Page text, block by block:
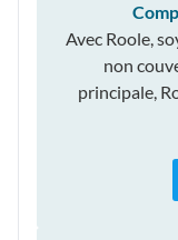
Avec Roole,
non
principale,